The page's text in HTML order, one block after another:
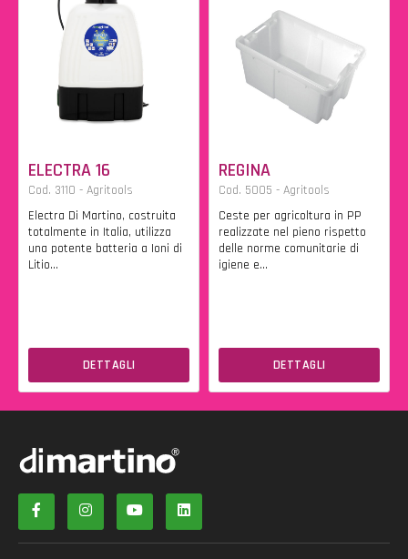
ELECTRA 16
Cod. 3110 - Agritools
Electra Di Martino, costruita
totalmente in Italia, utilizza
una potente batteria a Ioni di
Litio...
DETTAGLI
REGINA
Cod. 5005 - Agritools
Ceste per agricoltura in PP
realizzate nel pieno rispetto
delle norme comunitarie di
igiene e...
DETTAGLI